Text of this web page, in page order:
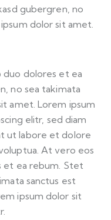
gubergren, no
dolor sit amet.
duo dolores et ea
no sea takimata
amet. Lorem ipsum
elitr, sed diam
ut labore et dolore
At vero eos
et ea rebum. Stet
sanctus est
ipsum dolor sit